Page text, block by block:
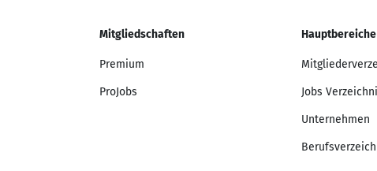
Mitgliedschaften
Premium
ProJobs
Hauptbereiche
Jobs
Unternehmen